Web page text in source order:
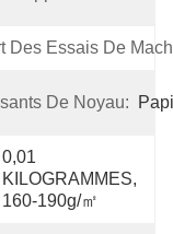
Des Essais De
An
De Noyau:
0,01
KILOGRAMMES,
160-190g/㎡